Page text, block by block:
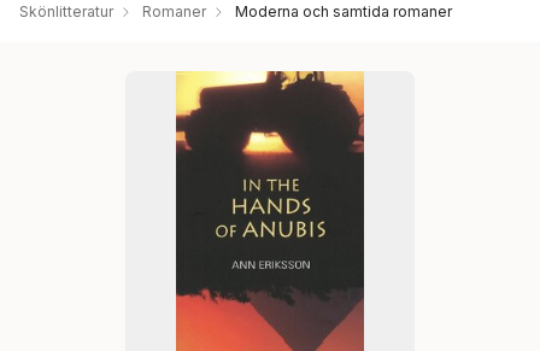
Skönlitteratur Romaner Moderna och samtida romaner